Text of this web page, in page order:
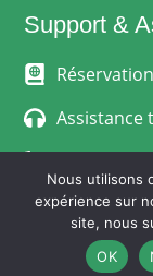
Support &
Assistance
Nous utilisons
expérience sur
site, nous
OK